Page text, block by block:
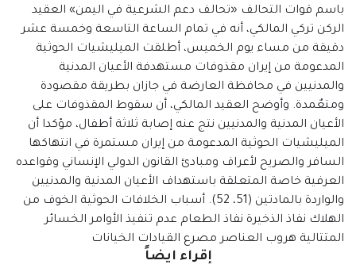
باسم قوات التحالف «تحالف دعم الشرعية في اليمن» العقيد
الركن تركي المالكي، أنه في تمام الساعة التاسعة وخمسة عشر
دقيقة من مساء يوم الخميس، أطلقت الميليشيات الحوثية
المدعومة من إيران مقذوفات مستهدفة الأعيان المدنية
والمدنيين في محافظة العارضة في جازان بطريقة مقصودة
ومتعٌمدة. وأوضح العقيد المالكي، أن سقوط المقذوفات على
الأعيان المدنية والمدنيين نتج عنه إصابة ثلاثة أطفال، مؤكدا أن
الميليشيات الحوثية المدعومة من إيران مستمرة في انتهاكها
السافر والصريح لأعراف ومبادئ القانون الدولي الإنساني وقواعده
العرفية خاصة المتعلقة باستهداف الأعيان المدنية والمدنيين
والواردة بالمادتين (51، 52). أسباب الخلافات الحوثية الخوف من
الهلاك نفاذ الذخيرة نفاذ الطعام عدم تنفيذ الأوامر الخسائر
المتتالية هروب العناصر مصرع القيادات الخيانات
إقراء ايضاً